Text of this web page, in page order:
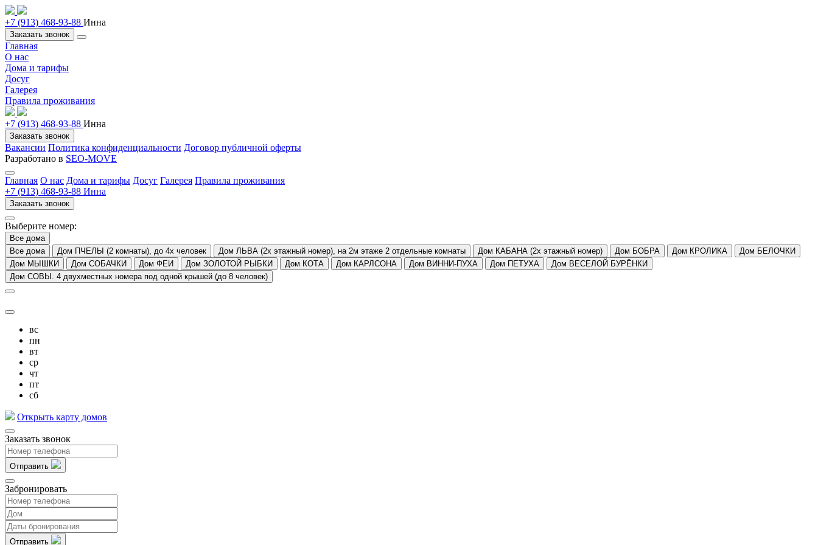
+7 (913) 468-93-88 Инна
Заказать звонок
Главная
О нас
Дома и тарифы
Досуг
Галерея
Правила проживания
+7 (913) 468-93-88 Инна
Заказать звонок
Вакансии Политика конфиденциальности Договор публичной оферты
Разработано в SEO-MOVE
Главная О нас Дома и тарифы Досуг Галерея Правила проживания
+7 (913) 468-93-88 Инна
Заказать звонок
Выберите номер:
Все дома
Все дома
Дом ПЧЕЛЫ (2 комнаты), до 4х человек Дом ЛЬВА (2х этажный номер), на 2м этаже 2 отдельные комнаты Дом КАБАНА (2х этажный номер) Дом БОБРА Дом КРОЛИКА
Дом БЕЛОЧКИ
Дом МЫШКИ
Дом СОБАЧКИ Дом ФЕИ Дом ЗОЛОТОЙ РЫБКИ Дом КОТА Дом КАРЛСОНА Дом ВИННИ-ПУХА Дом ПЕТУХА
Дом ВЕСЕЛОЙ БУРЁНКИ
Дом СОВЫ. 4 двухместных номера под одной крышей (до 8 человек)
вс
пн
вт
ср
чт
пт
сб
Открыть карту домов
Заказать звонок
Отправить
Забронировать
Отправить